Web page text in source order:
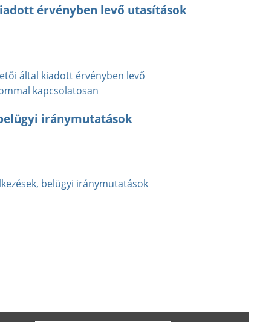
kiadott érvényben levő utasítások
által kiadott érvényben levő
kapcsolatosan
iránymutatások
belügyi iránymutatások